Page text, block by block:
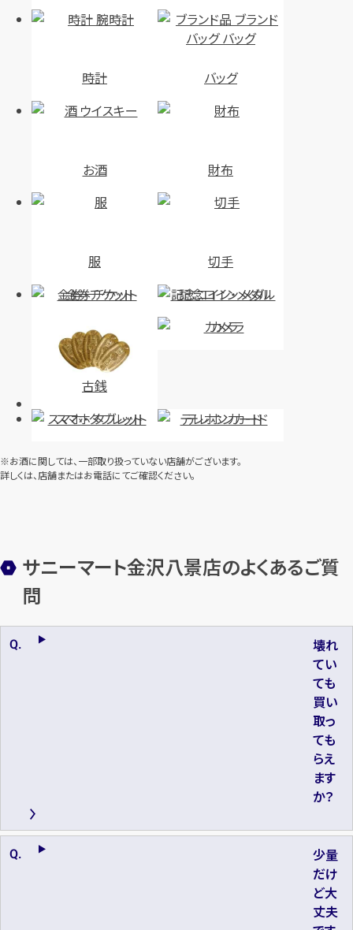
時計 バッグ
お酒 財布
服
切手
金券・チケット
記念コイン・メダル
古銭
カメラ
スマホ・タブレット テレホンカード
※お酒に関しては、一部取り扱っていない店舗がございます。
詳しくは、店舗またはお電話にてご確認ください。
サニーマート金沢八景店のよくあるご質
問
壊れ
てい
ても
買い
取っ
ても
らえ
ます
か？
少量
だけ
ど大
丈夫